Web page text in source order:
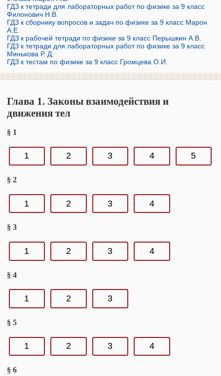
ГДЗ к тетради для лабораторных работ по физике за 9 класс
Филонович Н.В.
ГДЗ к сборнику вопросов и задач по физике за 9 класс Марон
А.Е.
ГДЗ к рабочей тетради по физике за 9 класс Перышкин А.В.
ГДЗ к тетради для лабораторных работ по физике за 9 класс
Минькова Р. Д.
ГДЗ к тестам по физике за 9 класс Громцева О.И.
Глава 1. Законы взаимодействия и
движения тел
§ 1
1 2 3 4 5
§ 2
1 2 3 4
§ 3
1 2 3 4
§ 4
1 2 3
§ 5
1 2 3 4
§ 6